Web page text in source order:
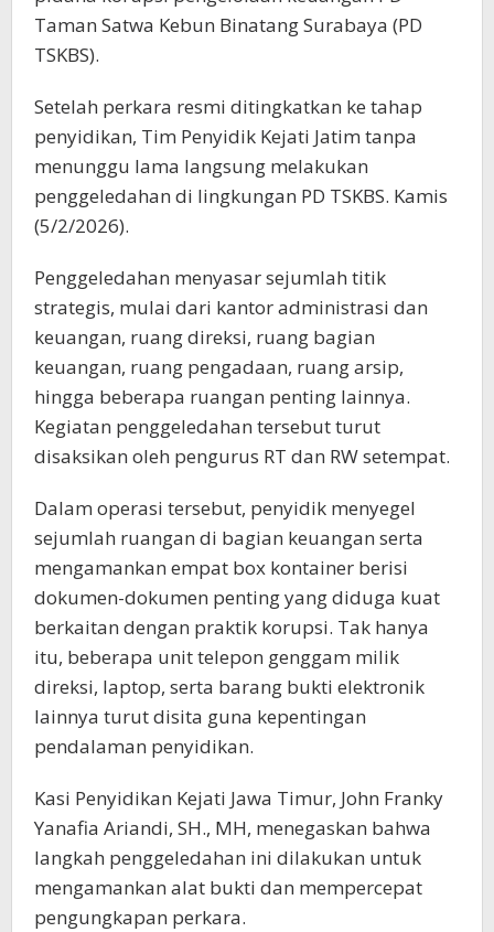
Taman Satwa Kebun Binatang Surabaya (PD
TSKBS).
Setelah perkara resmi ditingkatkan ke tahap
penyidikan, Tim Penyidik Kejati Jatim tanpa
menunggu lama langsung melakukan
penggeledahan di lingkungan PD TSKBS. Kamis
(5/2/2026).
Penggeledahan menyasar sejumlah titik
strategis, mulai dari kantor administrasi dan
keuangan, ruang direksi, ruang bagian
keuangan, ruang pengadaan, ruang arsip,
hingga beberapa ruangan penting lainnya.
Kegiatan penggeledahan tersebut turut
disaksikan oleh pengurus RT dan RW setempat.
Dalam operasi tersebut, penyidik menyegel
sejumlah ruangan di bagian keuangan serta
mengamankan empat box kontainer berisi
dokumen-dokumen penting yang diduga kuat
berkaitan dengan praktik korupsi. Tak hanya
itu, beberapa unit telepon genggam milik
direksi, laptop, serta barang bukti elektronik
lainnya turut disita guna kepentingan
pendalaman penyidikan.
Kasi Penyidikan Kejati Jawa Timur, John Franky
Yanafia Ariandi, SH., MH, menegaskan bahwa
langkah penggeledahan ini dilakukan untuk
mengamankan alat bukti dan mempercepat
pengungkapan perkara.